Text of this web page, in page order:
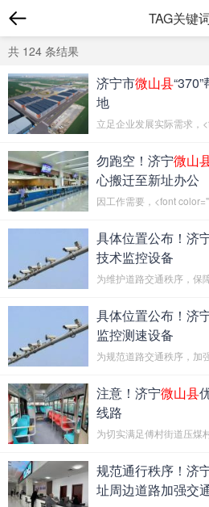
TAG关键
共 124 条结果
济宁市微山县
地
勿跑空！济宁微山
心搬迁至新址办公
具体位置公布！济
技术监控设备
具体位置公布！济
监控测速设备
注意！济宁微山县
线路
规范通行秩序！济
址周边道路加强交